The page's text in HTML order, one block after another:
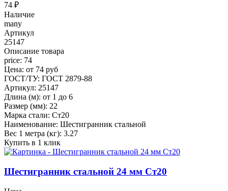
74 ₽
Наличие
many
Артикул
25147
Описание товара
price: 74
Цена: от 74 руб
ГОСТ/ТУ: ГОСТ 2879-88
Артикул: 25147
Длина (м): от 1 до 6
Размер (мм): 22
Марка стали: Ст20
Наименование: Шестигранник стальной
Вес 1 метра (кг): 3.27
Купить в 1 клик
Шестигранник стальной 24 мм Ст20